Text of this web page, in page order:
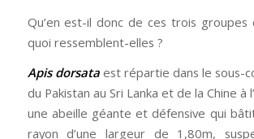
Qu’en est-il donc de ces trois groupes
quoi ressemblent-elles ?
Apis dorsata est répartie dans le sous-
du Pakistan au Sri Lanka et de la Chine à
une abeille géante et défensive qui
rayon d’une largeur de 1,80m,